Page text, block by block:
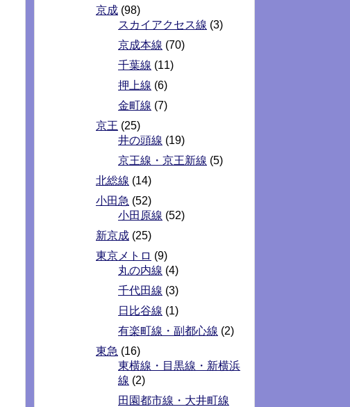
京成 (98)
スカイアクセス線 (3)
京成本線 (70)
千葉線 (11)
押上線 (6)
金町線 (7)
京王 (25)
井の頭線 (19)
京王線・京王新線 (5)
北総線 (14)
小田急 (52)
小田原線 (52)
新京成 (25)
東京メトロ (9)
丸の内線 (4)
千代田線 (3)
日比谷線 (1)
有楽町線・副都心線 (2)
東急 (16)
東横線・目黒線・新横浜
線 (2)
田園都市線・大井町線